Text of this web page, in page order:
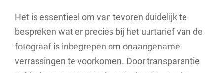
Het is essentieel om van tevoren duidelijk te
bespreken wat er precies bij het uurtarief van de
fotograaf is inbegrepen om onaangename
verrassingen te voorkomen. Door transparantie